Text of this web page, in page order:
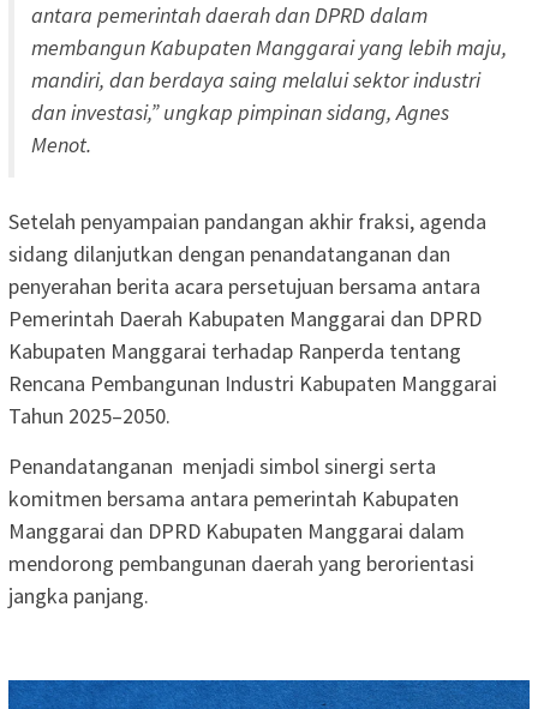
antara pemerintah daerah dan DPRD dalam
membangun Kabupaten Manggarai yang lebih maju,
mandiri, dan berdaya saing melalui sektor industri
dan investasi,” ungkap pimpinan sidang, Agnes
Menot.
Setelah penyampaian pandangan akhir fraksi, agenda
sidang dilanjutkan dengan penandatanganan dan
penyerahan berita acara persetujuan bersama antara
Pemerintah Daerah Kabupaten Manggarai dan DPRD
Kabupaten Manggarai terhadap Ranperda tentang
Rencana Pembangunan Industri Kabupaten Manggarai
Tahun 2025–2050.
Penandatanganan menjadi simbol sinergi serta
komitmen bersama antara pemerintah Kabupaten
Manggarai dan DPRD Kabupaten Manggarai dalam
mendorong pembangunan daerah yang berorientasi
jangka panjang.